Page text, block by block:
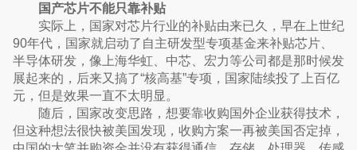
国产芯片不能只靠补贴
实际上，国家对芯片行业的补贴由来已久，早在上世纪
90年代，国家就启动了自主研发型专项基金来补贴芯片、
半导体研发，像上海华虹、中芯、宏力等公司都是那时候发
展起来的，后来又搞了“核高基”专项，国家陆续投了上百亿
元，但是效果一直不太明显。
随后，国家改变思路，想要靠收购国外企业获得技术，
但这种想法很快被美国发现，收购方案一再被美国否定掉，